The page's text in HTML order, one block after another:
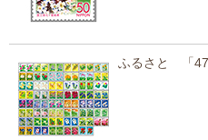
ふるさと 「47